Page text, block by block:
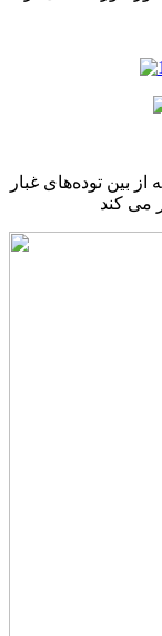
بین توده‌های غبار